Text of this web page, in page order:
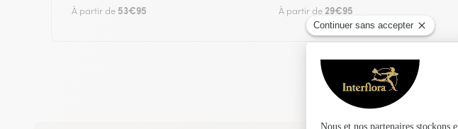
À partir de 53€95 À partir de 29€95